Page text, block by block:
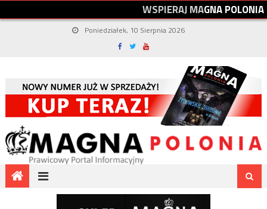
WSPIERAJMAGNAPOLONIA
Poniedziałek, 10 Sierpnia 2026